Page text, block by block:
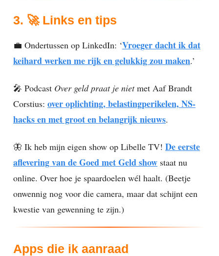
3. 🚀 Links en tips
💼 Ondertussen op LinkedIn: ‘Vroeger dacht ik dat
keihard werken me rijk en gelukkig zou maken.’
🎤 Podcast Over geld praat je nietmet Aaf Brandt
Corstius: over oplichting, belastingperikelen, NS-
hacks en met groot en belangrijk nieuws.
🦋 Ik heb mijn eigen show op Libelle TV! De eerste
aflevering van de Goed met Geld show staat nu
online. Over hoe je spaardoelen wél haalt. (Beetje
onwennig nog voor die camera, maar dat schijnt een
kwestie van gewenning te zijn.)
Apps die ik aanraad